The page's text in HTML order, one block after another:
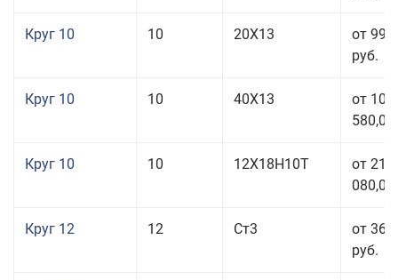
Круг 10 10 20Х13
от 99
руб.
Круг 10 10 40Х13
от 106
580,00
Круг 10 10 12Х18Н10Т
от 215
080,00
Круг 12 12 Ст3
от 36
руб.